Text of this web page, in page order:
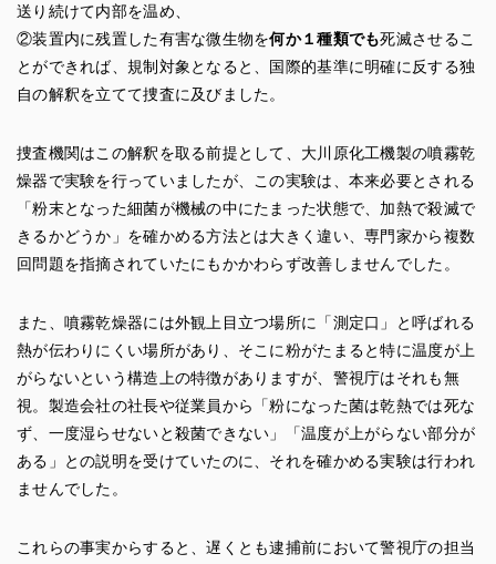
送り続けて内部を温め、
②装置内に残置した有害な微生物を何か１種類でも死滅させるこ
とができれば、規制対象となると、国際的基準に明確に反する独
自の解釈を立てて捜査に及びました。
捜査機関はこの解釈を取る前提として、大川原化工機製の噴霧乾
燥器で実験を行っていましたが、この実験は、本来必要とされる
「粉末となった細菌が機械の中にたまった状態で、加熱で殺滅で
きるかどうか」を確かめる方法とは大きく違い、専門家から複数
回問題を指摘されていたにもかかわらず改善しませんでした。
また、噴霧乾燥器には外観上目立つ場所に「測定口」と呼ばれる
熱が伝わりにくい場所があり、そこに粉がたまると特に温度が上
がらないという構造上の特徴がありますが、警視庁はそれも無
視。製造会社の社長や従業員から「粉になった菌は乾熱では死な
ず、一度湿らせないと殺菌できない」「温度が上がらない部分が
ある」との説明を受けていたのに、それを確かめる実験は行われ
ませんでした。
これらの事実からすると、遅くとも逮捕前において警視庁の担当